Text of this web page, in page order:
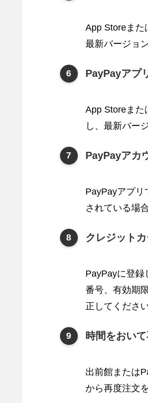
App Storeまた
最新バージョ
PayPayアプ
App Storeまた
し、最新バー
PayPayアカ
PayPayアプリ
されている場
クレジット
PayPayに登録
番号、有効期
正してください
時間をおい
出前館または
から再度注文